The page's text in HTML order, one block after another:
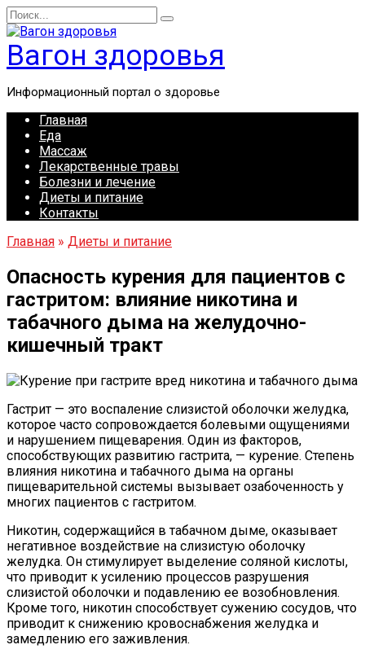
Перейти
к
содержанию
Search
for:
Вагон здоровья
Информационный портал о здоровье
Главная
Еда
Массаж
Лекарственные травы
Болезни и лечение
Диеты и питание
Контакты
Главная » Диеты и питание
Опасность курения для пациентов с
гастритом: влияние никотина и
табачного дыма на желудочно-
кишечный тракт
Гастрит — это воспаление слизистой оболочки желудка,
которое часто сопровождается болевыми ощущениями
и нарушением пищеварения. Один из факторов,
способствующих развитию гастрита, — курение. Степень
влияния никотина и табачного дыма на органы
пищеварительной системы вызывает озабоченность у
многих пациентов с гастритом.
Никотин, содержащийся в табачном дыме, оказывает
негативное воздействие на слизистую оболочку
желудка. Он стимулирует выделение соляной кислоты,
что приводит к усилению процессов разрушения
слизистой оболочки и подавлению ее возобновления.
Кроме того, никотин способствует сужению сосудов, что
приводит к снижению кровоснабжения желудка и
замедлению его заживления.